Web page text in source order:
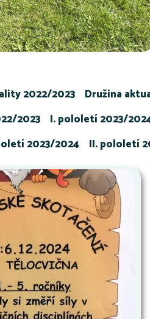
2022/2023 Družina
2023 I. pololetí 2023/
2023/2024 II. pololetí